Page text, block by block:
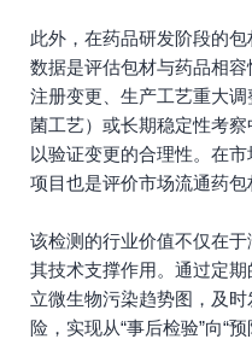
此外，在药品研发阶段的
数据是评估包材与药品相
注册变更、生产工艺重大
菌工艺）或长期稳定性考
以验证变更的合理性。在
项目也是评价市场流通药包
该检测的行业价值不仅在
其技术支撑作用。通过定
立微生物污染趋势图，及
险，实现从“事后检验”向“